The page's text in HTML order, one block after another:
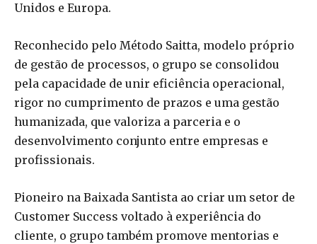
Unidos e Europa.
Reconhecido pelo Método Saitta, modelo próprio
de gestão de processos, o grupo se consolidou
pela capacidade de unir eficiência operacional,
rigor no cumprimento de prazos e uma gestão
humanizada, que valoriza a parceria e o
desenvolvimento conjunto entre empresas e
profissionais.
Pioneiro na Baixada Santista ao criar um setor de
Customer Success voltado à experiência do
cliente, o grupo também promove mentorias e